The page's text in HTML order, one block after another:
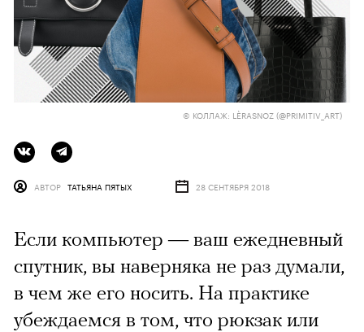
© КОЛЛАЖ: LÈRASNOZ (@PRIMITIV_ART)
АВТОР ТАТЬЯНА ПЯТЫХ 28 СЕНТЯБРЯ 2018
Если компьютер — ваш ежедневный
спутник, вы наверняка не раз думали,
в чем же его носить. На практике
убеждаемся в том, что рюкзак или